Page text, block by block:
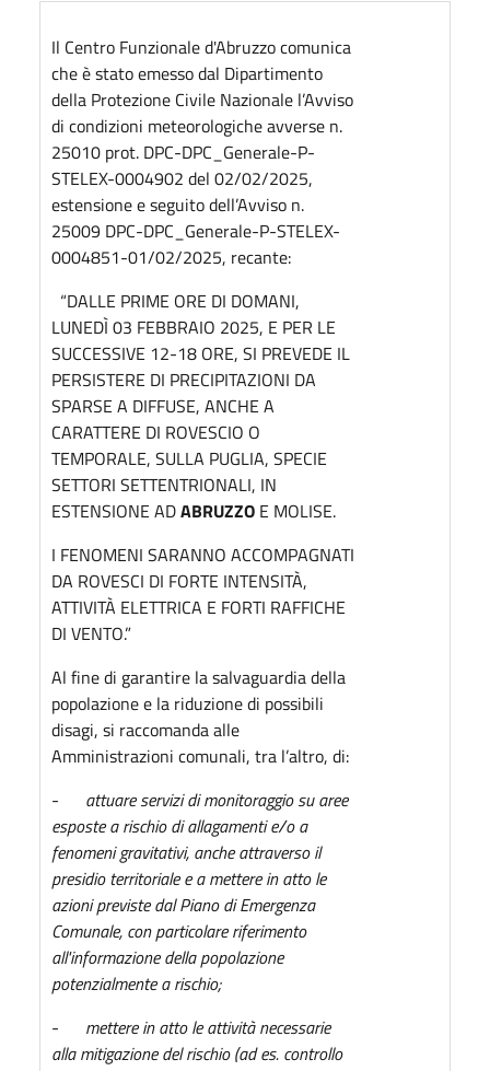
Il Centro Funzionale d'Abruzzo comunica
che è stato emesso dal Dipartimento
della Protezione Civile Nazionale l’Avviso
di condizioni meteorologiche avverse n.
25010 prot. DPC-DPC_Generale-P-
STELEX-0004902 del 02/02/2025,
estensione e seguito dell’Avviso n.
25009 DPC-DPC_Generale-P-STELEX-
0004851-01/02/2025, recante:
“DALLE PRIME ORE DI DOMANI,
LUNEDÌ 03 FEBBRAIO 2025, E PER LE
SUCCESSIVE 12-18 ORE, SI PREVEDE IL
PERSISTERE DI PRECIPITAZIONI DA
SPARSE A DIFFUSE, ANCHE A
CARATTERE DI ROVESCIO O
TEMPORALE, SULLA PUGLIA, SPECIE
SETTORI SETTENTRIONALI, IN
ESTENSIONE ADABRUZZO E MOLISE.
I FENOMENI SARANNO ACCOMPAGNATI
DA ROVESCI DI FORTE INTENSITÀ,
ATTIVITÀ ELETTRICA E FORTI RAFFICHE
DI VENTO.”
Al fine di garantire la salvaguardia della
popolazione e la riduzione di possibili
disagi, si raccomanda alle
Amministrazioni comunali, tra l’altro, di:
- attuare servizi di monitoraggio su aree
esposte a rischio di allagamenti e/o a
fenomeni gravitativi, anche attraverso il
presidio territoriale e a mettere in atto le
azioni previste dal Piano di Emergenza
Comunale, con particolare riferimento
all'informazione della popolazione
potenzialmente a rischio;
- mettere in atto le attività necessarie
alla mitigazione del rischio (ad es. controllo